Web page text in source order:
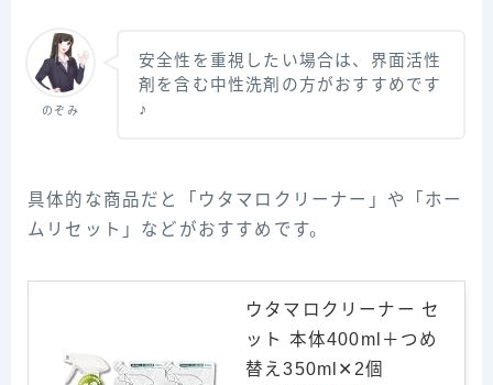
のぞみ
安全性を重視したい場合は、界面活性
剤を含む中性洗剤の方がおすすめです
♪
具体的な商品だと「ウタマロクリーナー」や「ホー
ムリセット」などがおすすめです。
ウタマロクリーナー セ
ット 本体400ml＋つめ
替え350ml✕2個